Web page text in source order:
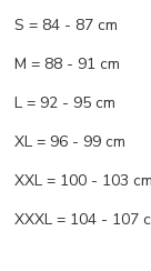
S = 84 - 87
M = 88 - 91
L = 92 - 95
XL = 96 - 99
XXL = 100 - 103
XXXL = 104 -